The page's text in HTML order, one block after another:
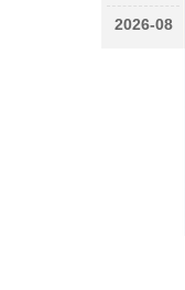
2026-08